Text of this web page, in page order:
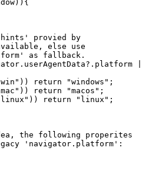
in a
output.
provied by
else use
as fallback.
return "windows";
return "macos";
return "linux";